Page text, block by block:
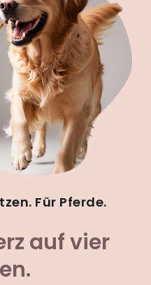
Für Pferde.
auf vier